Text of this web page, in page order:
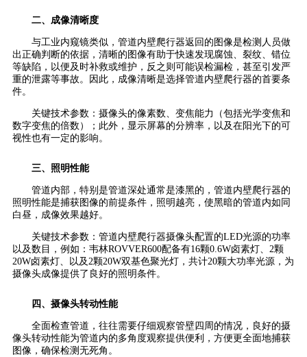
二、成像清晰度
与工业内窥镜类似，管道内壁爬行器返回的图像是检测人员做
出正确判断的依据，清晰的图像有助于快速发现腐蚀、裂纹、错位
等缺陷，以便及时补救或维护，反之则可能误检漏检，甚至引发严
重的泄露等事故。因此，成像清晰是选择管道内壁爬行器的首要条
件。
关键技术参数：摄像头的像素数、变焦能力（包括光学变焦和
数字变焦的倍数）；此外，显示屏幕的分辨率，以及在阳光下的可
视性也有一定的影响。
三、照明性能
管道内部，特别是管道深处通常是漆黑的，管道内壁爬行器的
照明性能是捕获图像的前提条件，照明越亮，使黑暗的管道内如同
白昼，成像效果越好。
关键技术参数：管道内壁爬行器摄像头配置的LED光源的功率
以及数目，例如：韦林ROVVER600配备有16颗0.6W卤素灯、2颗
20W卤素灯、以及2颗20W双基色聚光灯，共计20颗大功率光源，为
摄像头成像提供了良好的照明条件。
四、摄像头转动性能
全面检查管道，往往需要仔细观察管壁四周的情况，良好的摄
像头转动性能为管道内的多角度观察提供便利，方便更全面地捕获
图像，确保检测无死角。